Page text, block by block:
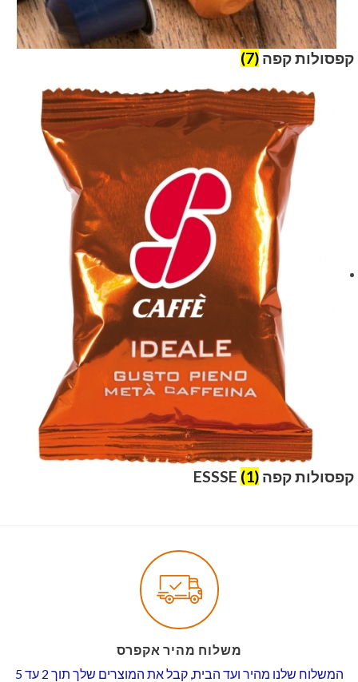
קפסולות קפה (7)
קפסולות קפה ESSSE (1)
משלוח מהיר אקפרס
המשלוח שלנו מהיר ועד הבית, קבל את המוצרים שלך תוך 2 עד 5